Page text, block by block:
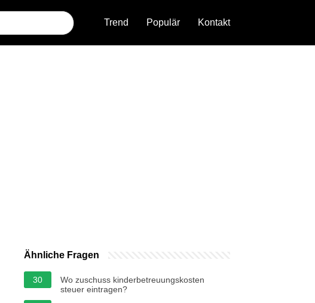
Trend Populär Kontakt
Ähnliche Fragen
30
Wo zuschuss kinderbetreuungskosten
steuer eintragen?